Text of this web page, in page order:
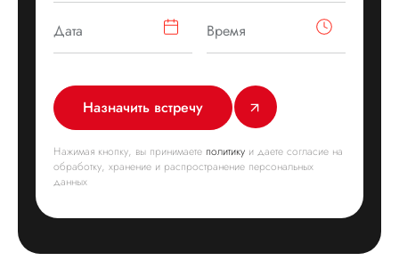
Назначить встречу
Нажимая кнопку, вы принимаете политику и даете согласие на
обработку, хранение и распространение персональных
данных